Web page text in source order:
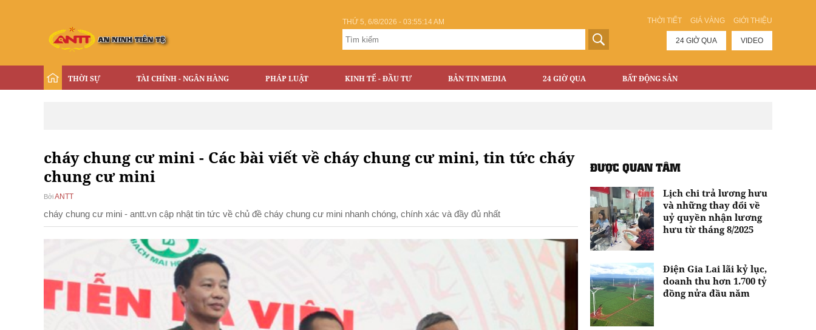
THỜI TIẾT GIÁ VÀNG GIỚI THIỆU
THỨ 5, 6/8/2026 - 03:55:15 AM
24 GIỜ QUA VIDEO
THỜI SỰ TÀI CHÍNH - NGÂN HÀNG PHÁP LUẬT KINH TẾ - ĐẦU TƯ BẢN TIN MEDIA 24 GIỜ QUA BẤT ĐỘNG SẢN
cháy chung cư mini - Các bài viết về cháy chung cư mini, tin tức cháy
chung cư mini
BởiANTT
cháy chung cư mini - antt.vn cập nhật tin tức về chủ đề cháy chung cư mini nhanh chóng, chính xác và đầy đủ nhất
ĐƯỢC QUAN TÂM
Lịch chi trả lương hưu
và những thay đổi về
uỷ quyền nhận lương
hưu từ tháng 8/2025
Điện Gia Lai lãi kỷ lục,
doanh thu hơn 1.700 tỷ
đồng nửa đầu năm